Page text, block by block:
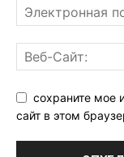
сохраните мое
сайт в этом